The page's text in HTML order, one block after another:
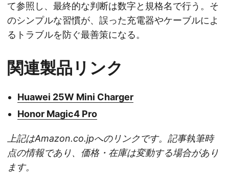
て参照し、最終的な判断は数字と規格名で行う。そ
のシンプルな習慣が、誤った充電器やケーブルによ
るトラブルを防ぐ最善策になる。
関連製品リンク
Huawei 25W Mini Charger
Honor Magic4 Pro
上記はAmazon.co.jpへのリンクです。記事執筆時
点の情報であり、価格・在庫は変動する場合があり
ます。